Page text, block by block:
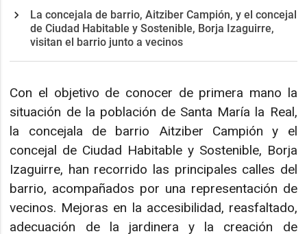
La concejala de barrio, Aitziber Campión, y el concejal
de Ciudad Habitable y Sostenible, Borja Izaguirre,
visitan el barrio junto a vecinos
Con el objetivo de conocer de primera mano la
situación de la población de Santa María la Real,
la concejala de barrio Aitziber Campión y el
concejal de Ciudad Habitable y Sostenible, Borja
Izaguirre, han recorrido las principales calles del
barrio, acompañados por una representación de
vecinos. Mejoras en la accesibilidad, reasfaltado,
adecuación de la jardinera y la creación de